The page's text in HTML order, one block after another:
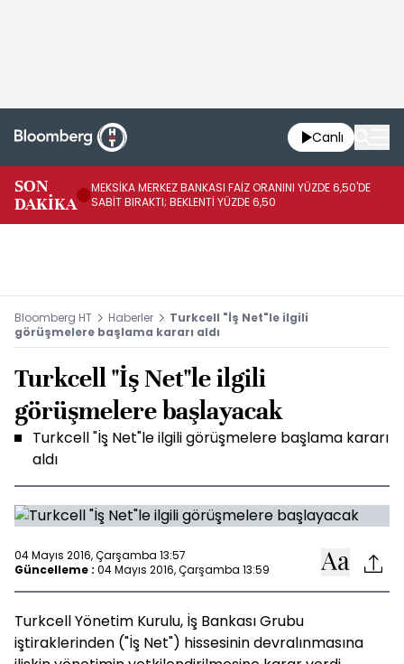
Canlı
SON
DAKİKA
MEKSİKA MERKEZ BANKASI FAİZ ORANINI YÜZDE 6,50'DE
SABİT BIRAKTI; BEKLENTİ YÜZDE 6,50
Bloomberg HT Haberler
Turkcell "İş Net"le ilgili
görüşmelere başlama kararı aldı
Turkcell "İş Net"le ilgili
görüşmelere başlayacak
Turkcell "İş Net"le ilgili görüşmelere başlama kararı
aldı
04 Mayıs 2016, Çarşamba 13:57
Güncelleme : 04 Mayıs 2016, Çarşamba 13:59
Turkcell Yönetim Kurulu, İş Bankası Grubu
iştiraklerinden ("İş Net") hissesinin devralınmasına